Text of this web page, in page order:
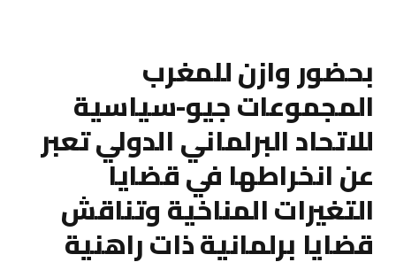
بحضور وازن للمغرب
المجموعات جيو-سياسية
للاتحاد البرلماني الدولي تعبر
عن انخراطها في قضايا
التغيرات المناخية وتناقش
قضايا برلمانية ذات راهنية